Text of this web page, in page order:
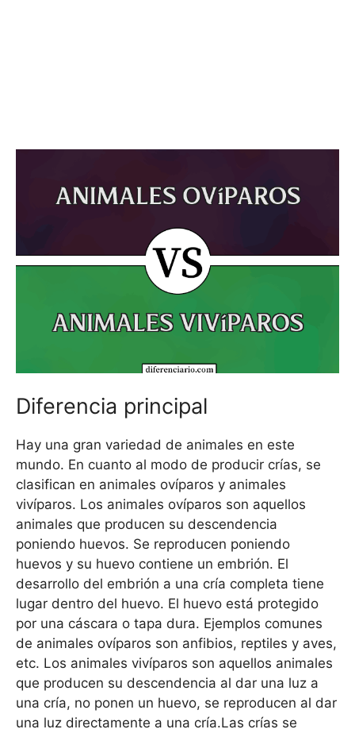
Diferencia principal
Hay una gran variedad de animales en este
mundo. En cuanto al modo de producir crías, se
clasifican en animales ovíparos y animales
vivíparos. Los animales ovíparos son aquellos
animales que producen su descendencia
poniendo huevos. Se reproducen poniendo
huevos y su huevo contiene un embrión. El
desarrollo del embrión a una cría completa tiene
lugar dentro del huevo. El huevo está protegido
por una cáscara o tapa dura. Ejemplos comunes
de animales ovíparos son anfibios, reptiles y aves,
etc. Los animales vivíparos son aquellos animales
que producen su descendencia al dar una luz a
una cría, no ponen un huevo, se reproducen al dar
una luz directamente a una cría.Las crías se